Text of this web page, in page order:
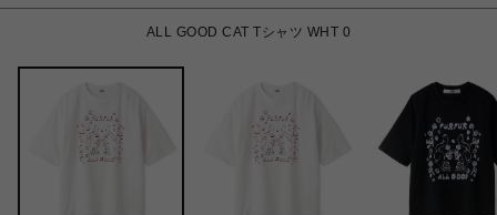
ALL GOOD CAT Tシャツ WHT 0